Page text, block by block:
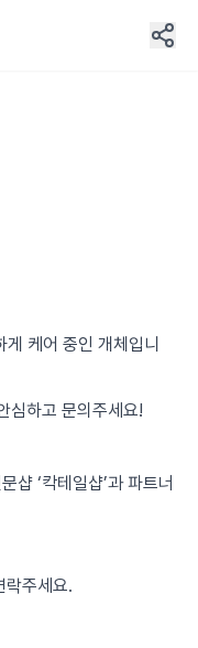
케어 중인 개체입니
심하고 문의주세요!
샵 ‘칵테일샵’과 파트너
락주세요.